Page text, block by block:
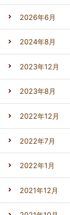
2026年6月
2024年8月
2023年12月
2023年8月
2022年12月
2022年7月
2022年1月
2021年12月